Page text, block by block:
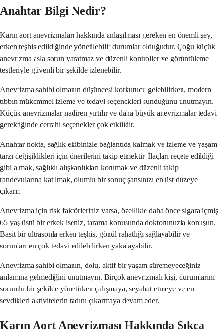
Anahtar Bilgi Nedir?
Karın aort anevrizmaları hakkında anlaşılması gereken en önemli şey,
erken teşhis edildiğinde yönetilebilir durumlar olduğudur. Çoğu küçük
anevrizma asla sorun yaratmaz ve düzenli kontroller ve görüntüleme
testleriyle güvenli bir şekilde izlenebilir.
Anevrizma sahibi olmanın düşüncesi korkutucu gelebilirken, modern
tıbbın mükemmel izleme ve tedavi seçenekleri sunduğunu unutmayın.
Küçük anevrizmalar nadiren yırtılır ve daha büyük anevrizmalar tedavi
gerektiğinde cerrahi seçenekler çok etkilidir.
Anahtar nokta, sağlık ekibinizle bağlantıda kalmak ve izleme ve yaşam
tarzı değişiklikleri için önerilerini takip etmektir. İlaçları reçete edildiği
gibi almak, sağlıklı alışkanlıkları korumak ve düzenli takip
randevularına katılmak, olumlu bir sonuç şansınızı en üst düzeye
çıkarır.
Anevrizma için risk faktörleriniz varsa, özellikle daha önce sigara içmiş
65 yaş üstü bir erkek iseniz, tarama konusunda doktorunuzla konuşun.
Basit bir ultrasonla erken teşhis, gönül rahatlığı sağlayabilir ve
sorunları en çok tedavi edilebilirken yakalayabilir.
Anevrizma sahibi olmanın, dolu, aktif bir yaşam süremeyeceğiniz
anlamına gelmediğini unutmayın. Birçok anevrizmalı kişi, durumlarını
sorumlu bir şekilde yönetirken çalışmaya, seyahat etmeye ve en
sevdikleri aktivitelerin tadını çıkarmaya devam eder.
Karın Aort Anevrizması Hakkında Sıkça